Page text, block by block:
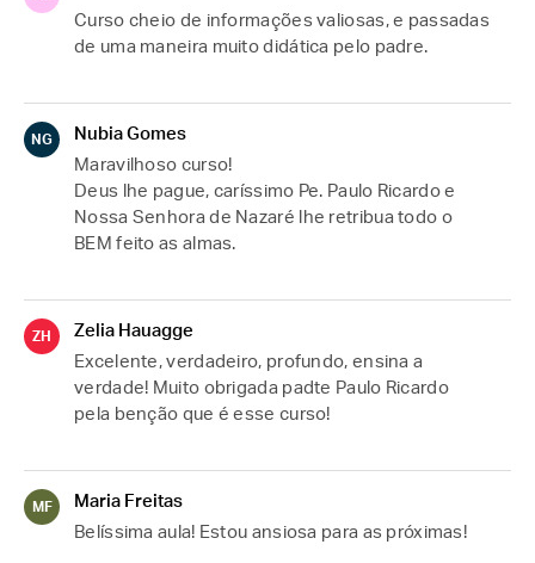
Curso cheio de informações valiosas, e passadas
de uma maneira muito didática pelo padre.
NG
Nubia Gomes
Maravilhoso curso!
Deus lhe pague, caríssimo Pe. Paulo Ricardo e
Nossa Senhora de Nazaré lhe retribua todo o
BEM feito as almas.
ZH
Zelia Hauagge
Excelente, verdadeiro, profundo, ensina a
verdade! Muito obrigada padte Paulo Ricardo
pela benção que é esse curso!
MF
Maria Freitas
Belíssima aula! Estou ansiosa para as próximas!